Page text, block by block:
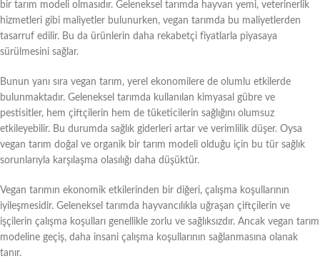
bir tarım modeli olmasıdır. Geleneksel tarımda hayvan yemi, veterinerlik
hizmetleri gibi maliyetler bulunurken, vegan tarımda bu maliyetlerden
tasarruf edilir. Bu da ürünlerin daha rekabetçi fiyatlarla piyasaya
sürülmesini sağlar.
Bunun yanı sıra vegan tarım, yerel ekonomilere de olumlu etkilerde
bulunmaktadır. Geleneksel tarımda kullanılan kimyasal gübre ve
pestisitler, hem çiftçilerin hem de tüketicilerin sağlığını olumsuz
etkileyebilir. Bu durumda sağlık giderleri artar ve verimlilik düşer. Oysa
vegan tarım doğal ve organik bir tarım modeli olduğu için bu tür sağlık
sorunlarıyla karşılaşma olasılığı daha düşüktür.
Vegan tarımın ekonomik etkilerinden bir diğeri, çalışma koşullarının
iyileşmesidir. Geleneksel tarımda hayvancılıkla uğraşan çiftçilerin ve
işçilerin çalışma koşulları genellikle zorlu ve sağlıksızdır. Ancak vegan tarım
modeline geçiş, daha insani çalışma koşullarının sağlanmasına olanak
tanır.